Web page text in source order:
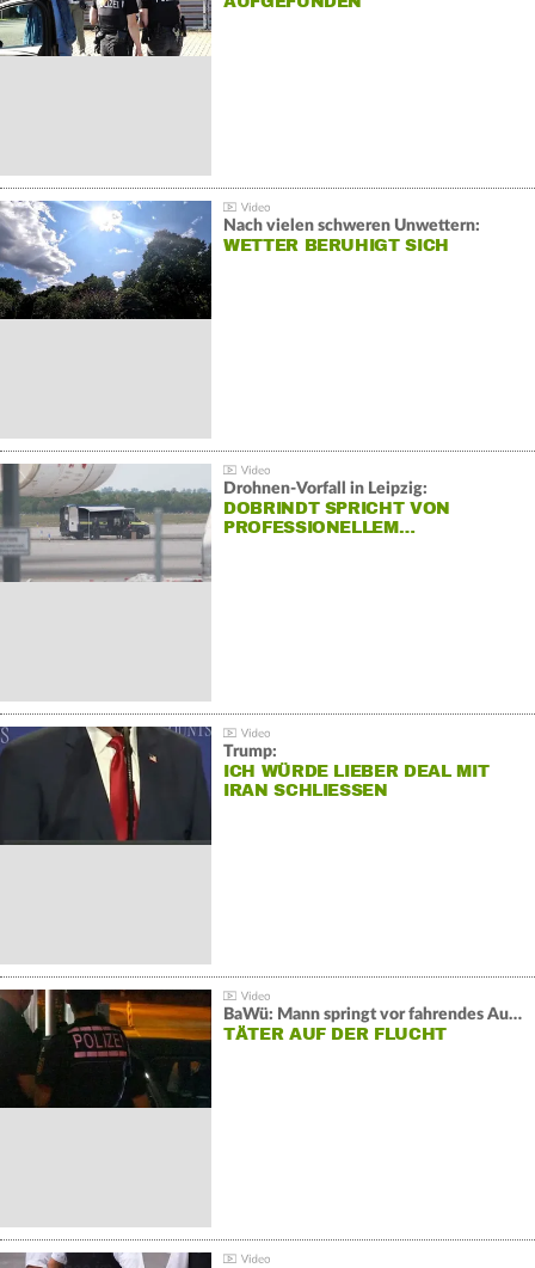
Nach vielen schweren Unwettern:
WETTER BERUHIGT SICH
Drohnen-Vorfall in Leipzig:
DOBRINDT SPRICHT VON
PROFESSIONELLEM…
Trump:
ICH WÜRDE LIEBER DEAL MIT
IRAN SCHLIESSEN
BaWü: Mann springt vor fahrendes Auto und schießt
TÄTER AUF DER FLUCHT